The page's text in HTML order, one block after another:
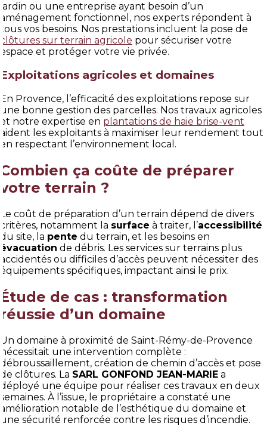
jardin ou une entreprise ayant besoin d’un
aménagement fonctionnel, nos experts répondent à
tous vos besoins. Nos prestations incluent la pose de
clôtures sur terrain agricole pour sécuriser votre
espace et protéger votre vie privée.
Exploitations agricoles et domaines
En Provence, l’efficacité des exploitations repose sur
une bonne gestion des parcelles. Nos travaux agricoles
et notre expertise en plantations de haie brise-vent
aident les exploitants à maximiser leur rendement tout
en respectant l’environnement local.
Combien ça coûte de préparer
votre terrain ?
Le coût de préparation d’un terrain dépend de divers
critères, notamment la surface à traiter, l’accessibilité
du site, la pente du terrain, et les besoins en
évacuation de débris. Les services sur terrains plus
accidentés ou difficiles d’accès peuvent nécessiter des
équipements spécifiques, impactant ainsi le prix.
Étude de cas : transformation
réussie d’un domaine
Un domaine à proximité de Saint-Rémy-de-Provence
nécessitait une intervention complète :
débroussaillement, création de chemin d’accès et pose
de clôtures. La SARL GONFOND JEAN-MARIE a
déployé une équipe pour réaliser ces travaux en deux
semaines. À l’issue, le propriétaire a constaté une
amélioration notable de l’esthétique du domaine et
une sécurité renforcée contre les risques d’incendie.